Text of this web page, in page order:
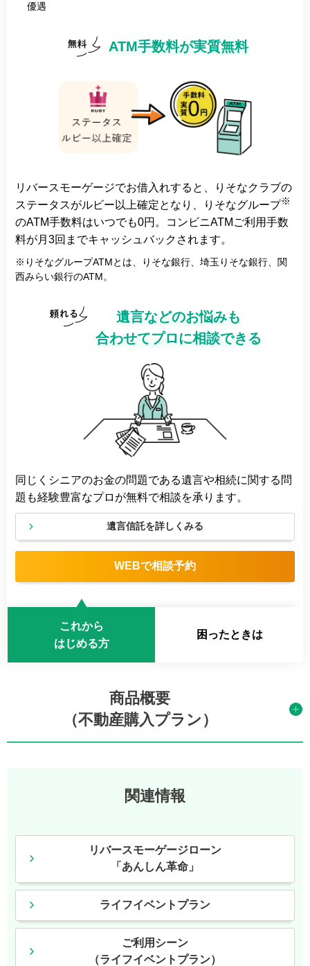
優遇
ATM手数料が実質無料
リバースモーゲージでお借入れすると、りそなクラブの
ステータスがルビー以上確定となり、りそなグループ※
のATM手数料はいつでも0円。コンビニATMご利用手数
料が月3回までキャッシュバックされます。
※りそなグループATMとは、りそな銀行、埼玉りそな銀行、関
西みらい銀行のATM。
遺言などのお悩みも
合わせてプロに相談できる
同じくシニアのお金の問題である遺言や相続に関する問
題も経験豊富なプロが無料で相談を承ります。
遺言信託を詳しくみる
WEBで相談予約
これから
はじめる方
困ったときは
商品概要
（不動産購入プラン）
関連情報
リバースモーゲージローン
「あんしん革命」
ライフイベントプラン
ご利用シーン
（ライフイベントプラン）